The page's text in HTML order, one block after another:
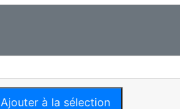
Ajouter à la sélection